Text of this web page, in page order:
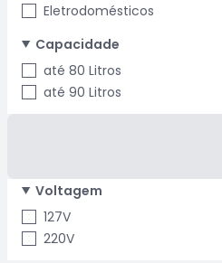
Eletrodomésticos
Capacidade
até 80 Litros
até 90 Litros
Voltagem
127V
220V